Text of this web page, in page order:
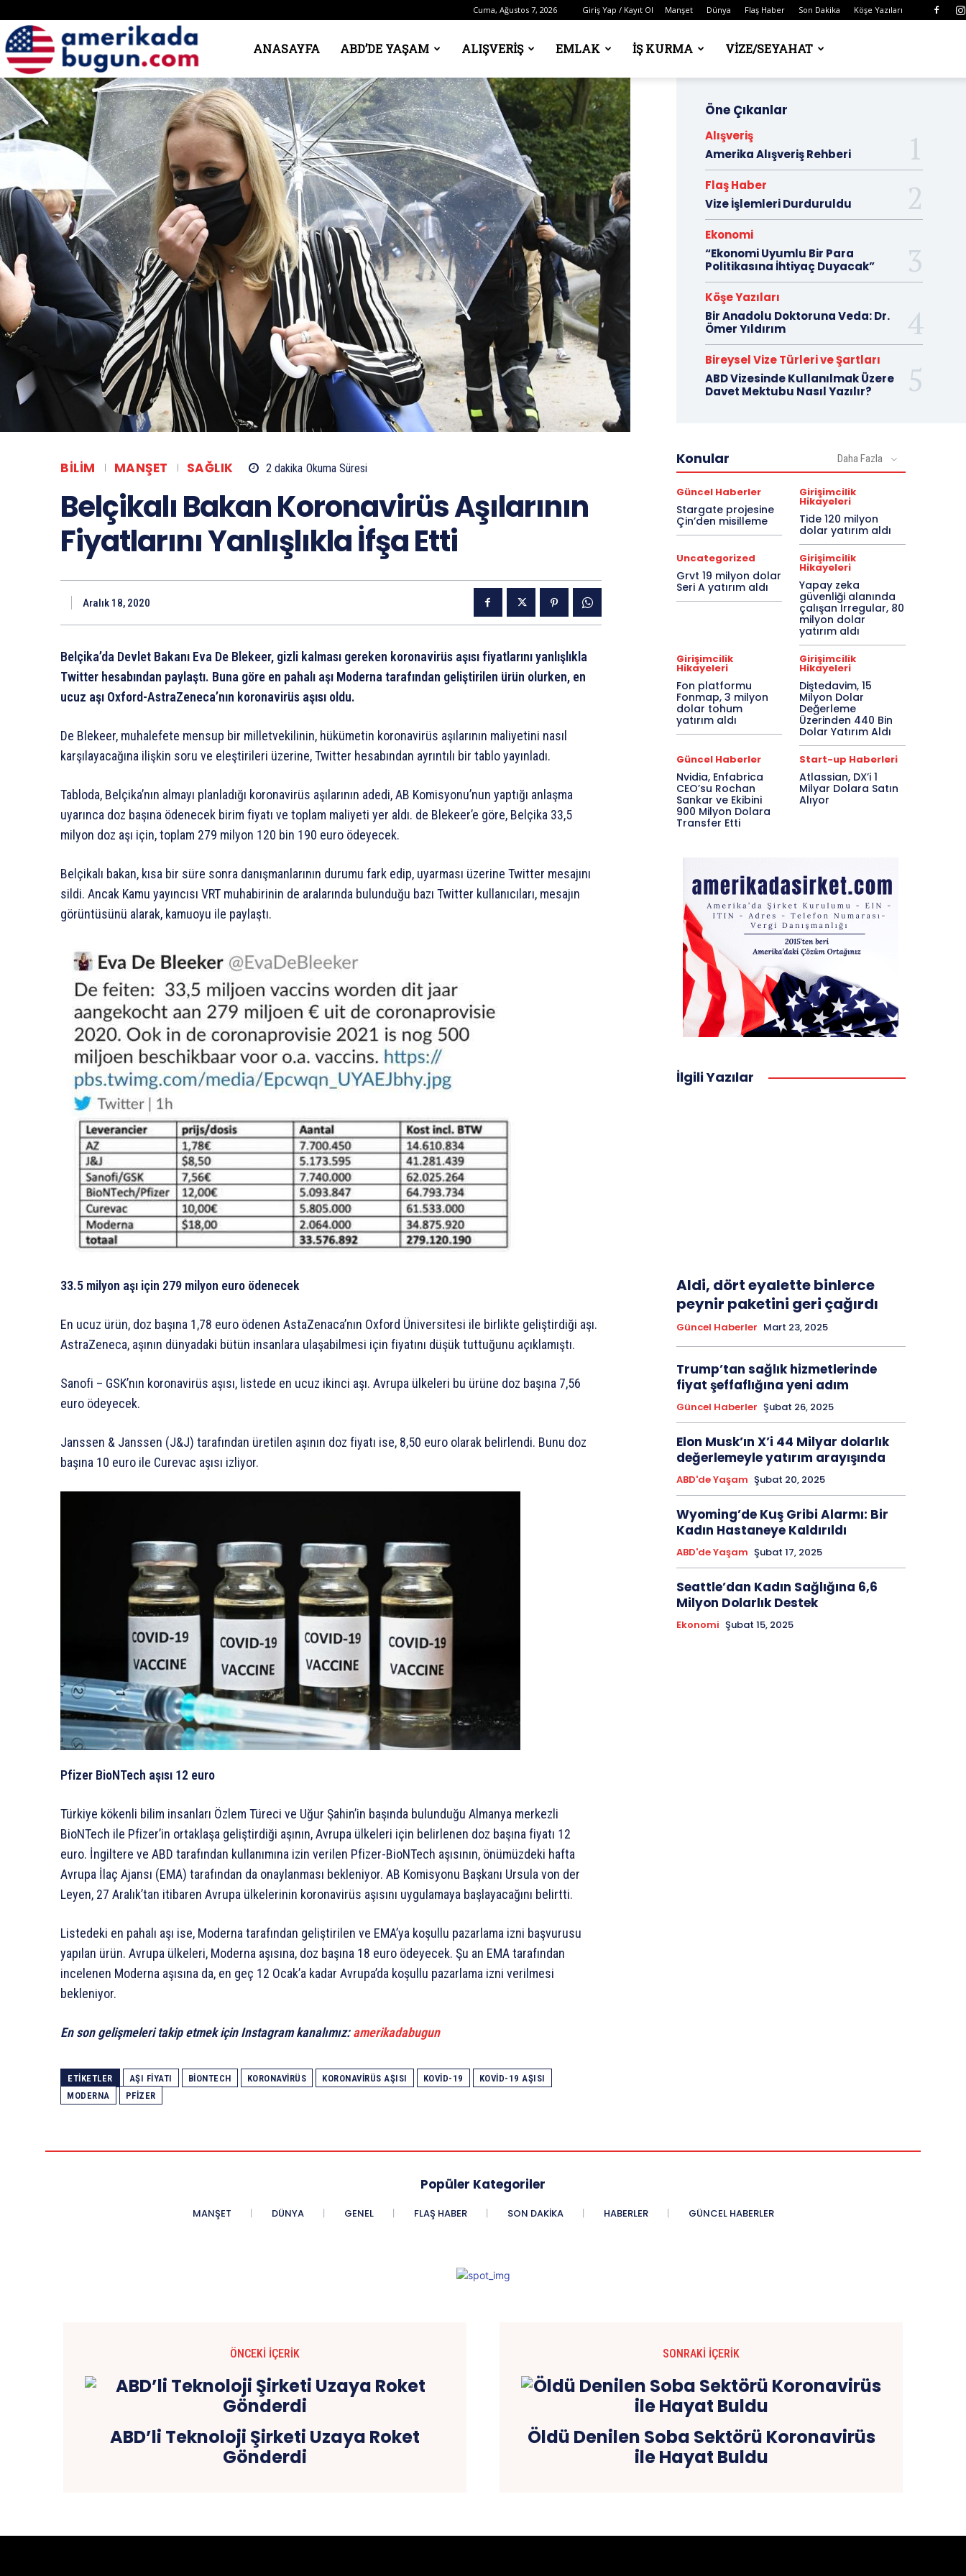
Cuma, Ağustos 7, 2026 Giriş Yap / Kayıt Ol Manşet Dünya Flaş Haber Son Dakika Köşe Yazıları
Amerika’da
Bugün
ANASAYFA ABD’DE YAŞAM ALIŞVERIŞ EMLAK İŞ KURMA VIZE/SEYAHAT
BILIM MANŞET SAĞLIK 2 dakika Okuma Süresi
Belçikalı Bakan Koronavirüs Aşılarının
Fiyatlarını Yanlışlıkla İfşa Etti
Aralık 18, 2020
Belçika’da Devlet Bakanı Eva De Blekeer, gizli kalması gereken koronavirüs aşısı fiyatlarını yanlışlıkla
Twitter hesabından paylaştı. Buna göre en pahalı aşı Moderna tarafından geliştirilen ürün olurken, en
ucuz aşı Oxford-AstraZeneca’nın koronavirüs aşısı oldu.
De Blekeer, muhalefete mensup bir milletvekilinin, hükümetin koronavirüs aşılarının maliyetini nasıl
karşılayacağına ilişkin soru ve eleştirileri üzerine, Twitter hesabından ayrıntılı bir tablo yayınladı.
Tabloda, Belçika’nın almayı planladığı koronavirüs aşılarının adedi, AB Komisyonu’nun yaptığı anlaşma
uyarınca doz başına ödenecek birim fiyatı ve toplam maliyeti yer aldı. de Blekeer’e göre, Belçika 33,5
milyon doz aşı için, toplam 279 milyon 120 bin 190 euro ödeyecek.
Belçikalı bakan, kısa bir süre sonra danışmanlarının durumu fark edip, uyarması üzerine Twitter mesajını
sildi. Ancak Kamu yayıncısı VRT muhabirinin de aralarında bulunduğu bazı Twitter kullanıcıları, mesajın
görüntüsünü alarak, kamuoyu ile paylaştı.
33.5 milyon aşı için 279 milyon euro ödenecek
En ucuz ürün, doz başına 1,78 euro ödenen AstaZenaca’nın Oxford Üniversitesi ile birlikte geliştirdiği aşı.
AstraZeneca, aşının dünyadaki bütün insanlara ulaşabilmesi için fiyatını düşük tuttuğunu açıklamıştı.
Sanofi – GSK’nın koronavirüs aşısı, listede en ucuz ikinci aşı. Avrupa ülkeleri bu ürüne doz başına 7,56
euro ödeyecek.
Janssen & Janssen (J&J) tarafından üretilen aşının doz fiyatı ise, 8,50 euro olarak belirlendi. Bunu doz
başına 10 euro ile Curevac aşısı izliyor.
Pfizer BioNTech aşısı 12 euro
Türkiye kökenli bilim insanları Özlem Türeci ve Uğur Şahin’in başında bulunduğu Almanya merkezli
BioNTech ile Pfizer’in ortaklaşa geliştirdiği aşının, Avrupa ülkeleri için belirlenen doz başına fiyatı 12
euro. İngiltere ve ABD tarafından kullanımına izin verilen Pfizer-BioNTech aşısının, önümüzdeki hafta
Avrupa İlaç Ajansı (EMA) tarafından da onaylanması bekleniyor. AB Komisyonu Başkanı Ursula von der
Leyen, 27 Aralık’tan itibaren Avrupa ülkelerinin koronavirüs aşısını uygulamaya başlayacağını belirtti.
Listedeki en pahalı aşı ise, Moderna tarafından geliştirilen ve EMA’ya koşullu pazarlama izni başvurusu
yapılan ürün. Avrupa ülkeleri, Moderna aşısına, doz başına 18 euro ödeyecek. Şu an EMA tarafından
incelenen Moderna aşısına da, en geç 12 Ocak’a kadar Avrupa’da koşullu pazarlama izni verilmesi
bekleniyor.
En son gelişmeleri takip etmek için Instagram kanalımız:amerikadabugun
ETIKETLER AŞI FIYATI BIONTECH KORONAVIRÜS KORONAVIRÜS AŞISI KOVID-19
KOVID-19 AŞISI
MODERNA
PFIZER
Öne Çıkanlar
Alışveriş
Amerika Alışveriş Rehberi
Flaş Haber
Vize İşlemleri Durduruldu
Ekonomi
“Ekonomi Uyumlu Bir Para
Politikasına İhtiyaç Duyacak”
Köşe Yazıları
Bir Anadolu Doktoruna Veda: Dr.
Ömer Yıldırım
Bireysel Vize Türleri ve Şartları
ABD Vizesinde Kullanılmak Üzere
Davet Mektubu Nasıl Yazılır?
Konular Daha Fazla
Güncel Haberler
Stargate projesine
Çin’den misilleme
Girişimcilik
Hikayeleri
Tide 120 milyon
dolar yatırım aldı
Uncategorized
Grvt 19 milyon dolar
Seri A yatırım aldı
Girişimcilik
Hikayeleri
Yapay zeka
güvenliği alanında
çalışan Irregular, 80
milyon dolar
yatırım aldı
Girişimcilik
Hikayeleri
Fon platformu
Fonmap, 3 milyon
dolar tohum
yatırım aldı
Girişimcilik
Hikayeleri
Diştedavim, 15
Milyon Dolar
Değerleme
Üzerinden 440 Bin
Dolar Yatırım Aldı
Güncel Haberler
Nvidia, Enfabrica
CEO’su Rochan
Sankar ve Ekibini
900 Milyon Dolara
Transfer Etti
Start-up Haberleri
Atlassian, DX’i 1
Milyar Dolara Satın
Alıyor
İlgili Yazılar
Aldi, dört eyalette binlerce
peynir paketini geri çağırdı
Güncel Haberler Mart 23, 2025
Trump’tan sağlık hizmetlerinde
fiyat şeffaflığına yeni adım
Güncel Haberler Şubat 26, 2025
Elon Musk’ın X’i 44 Milyar dolarlık
değerlemeyle yatırım arayışında
ABD'de Yaşam Şubat 20, 2025
Wyoming’de Kuş Gribi Alarmı: Bir
Kadın Hastaneye Kaldırıldı
ABD'de Yaşam Şubat 17, 2025
Seattle’dan Kadın Sağlığına 6,6
Milyon Dolarlık Destek
Ekonomi Şubat 15, 2025
Popüler Kategoriler
MANŞET DÜNYA GENEL FLAŞ HABER SON DAKIKA HABERLER GÜNCEL HABERLER
ÖNCEKI İÇERIK
ABD’li Teknoloji Şirketi Uzaya Roket
Gönderdi
SONRAKI İÇERIK
Öldü Denilen Soba Sektörü Koronavirüs
ile Hayat Buldu